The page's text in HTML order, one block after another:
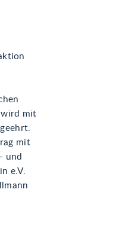
wird mit
mit
und
e.V.